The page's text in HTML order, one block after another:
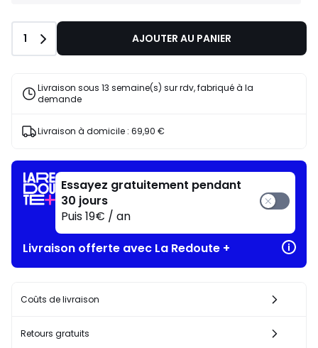
-10%
l’achat
articles
au
profite
Quantité
1 AJOUTER AU PANIER
Livraison sous 13 semaine(s) sur rdv, fabriqué à la
demande
Livraison à domicile : 69,90 €
Essayez gratuitement pendant
30 jours
Puis 19€ / an
Livraison offerte avec La Redoute +
Coûts de livraison
Retours gratuits